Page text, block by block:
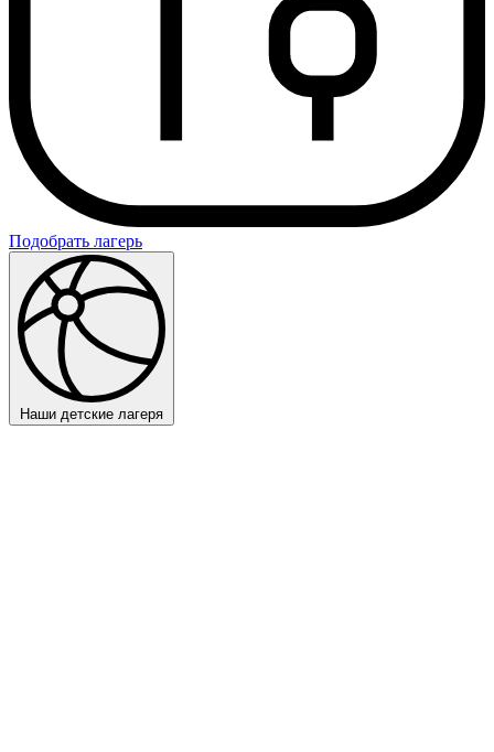
Подобрать лагерь
Наши детские лагеря